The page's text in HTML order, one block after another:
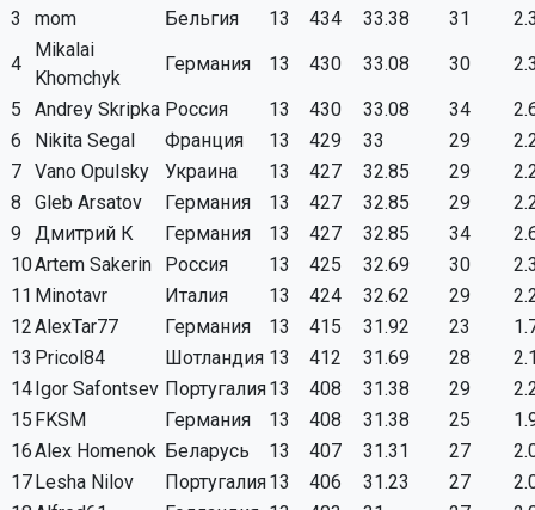
3
mom Бельгия 13 434 33.38 31
4
Mikalai
Khomchyk
Германия 13 430 33.08 30
5
Andrey Skripka Россия 13 430 33.08 34
6
Nikita Segal Франция 13 429 33 29
7 Vano Opulsky Украина 13 427 32.85 29
8
Gleb Arsatov Германия 13 427 32.85 29
9 Дмитрий К Германия 13 427 32.85 34
10Artem Sakerin Россия 13 425 32.69 30
11 Minotavr Италия 13 424 32.62 29
12AlexTar77 Германия 13 415 31.92 23
13 Pricol84 Шотландия 13 412 31.69 28
14Igor Safontsev Португалия13 408 31.38 29
15 FKSM Германия 13 408 31.38 25
16Alex Homenok Беларусь 13 407 31.31 27
17Lesha Nilov Португалия13 406 31.23 27